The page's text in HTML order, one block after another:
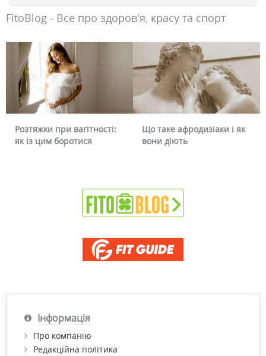
FitoBlog - Все про здоров'я, красу та спорт
Що таке афродизіаки і як
вони діють
Чому червоніє обличчя і
чи можна це прибрати
Інформація
Про компанію
Редакційна політика